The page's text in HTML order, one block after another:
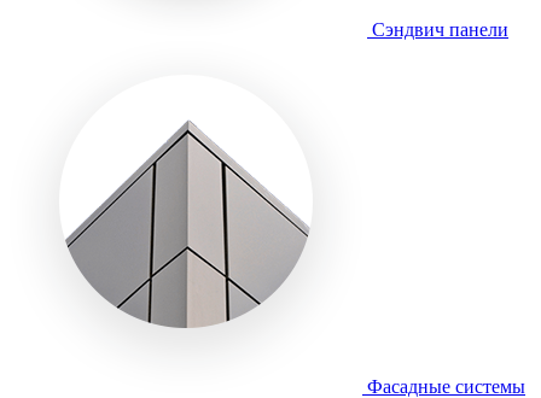
Сэндвич панели
Фасадные системы